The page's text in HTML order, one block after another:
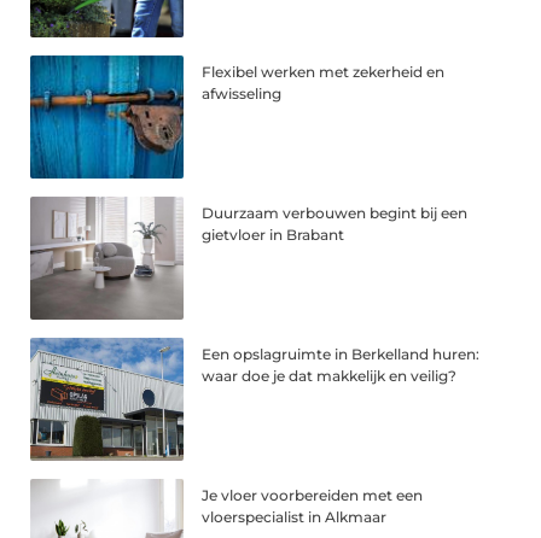
Flexibel werken met zekerheid en
afwisseling
Duurzaam verbouwen begint bij een
gietvloer in Brabant
Een opslagruimte in Berkelland huren:
waar doe je dat makkelijk en veilig?
Je vloer voorbereiden met een
vloerspecialist in Alkmaar